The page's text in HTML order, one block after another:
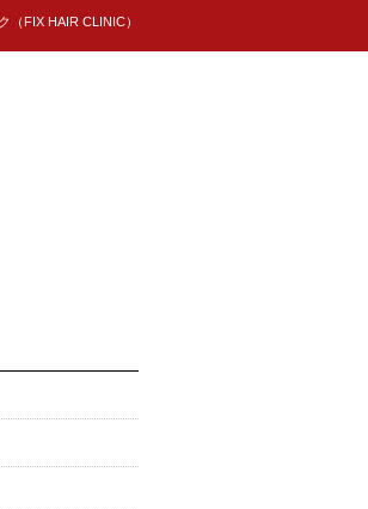
（FIX HAIR CLINIC）